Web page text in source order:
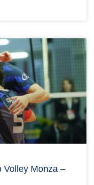
Volley Monza –